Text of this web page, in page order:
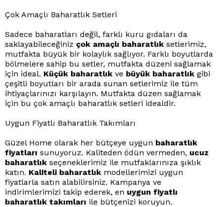
Çok Amaçlı Baharatlık Setleri
Sadece baharatları değil, farklı kuru gıdaları da
saklayabileceğiniz çok amaçlı baharatlık setlerimiz,
mutfakta büyük bir kolaylık sağlıyor. Farklı boyutlarda
bölmelere sahip bu setler, mutfakta düzeni sağlamak
için ideal. Küçük baharatlık ve büyük baharatlık gibi
çeşitli boyutları bir arada sunan setlerimiz ile tüm
ihtiyaçlarınızı karşılayın. Mutfakta düzen sağlamak
için bu çok amaçlı baharatlık setleri idealdir.
Uygun Fiyatlı Baharatlık Takımları
Güzel Home olarak her bütçeye uygun baharatlık
fiyatları sunuyoruz. Kaliteden ödün vermeden, ucuz
baharatlık seçeneklerimiz ile mutfaklarınıza şıklık
katın. Kaliteli baharatlık modellerimizi uygun
fiyatlarla satın alabilirsiniz. Kampanya ve
indirimlerimizi takip ederek, en uygun fiyatlı
baharatlık takımları ile bütçenizi koruyun.